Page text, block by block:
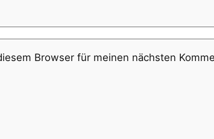
Browser für meinen nächsten